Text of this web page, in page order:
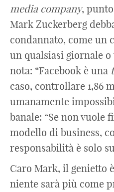
media company,
Mark Zuckerberg
condannato, come un
un qualsiasi giornale o
nota: “Facebook è una
caso, controllare 1,86
umanamente
banale: “Se non vuole
modello di business,
responsabilità è solo
Caro Mark, il genietto
niente sarà più come